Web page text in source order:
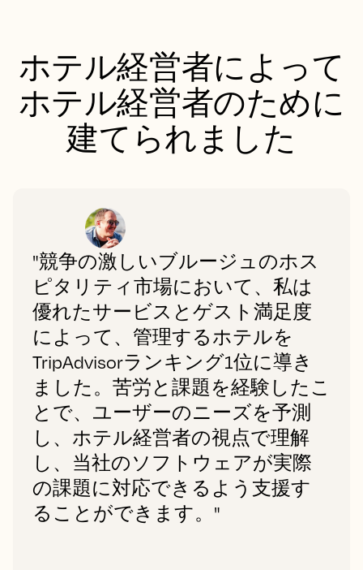
ホテル経営者によって
ホテル経営者のために
建てられました
"競争の激しいブルージュのホス
ピタリティ市場において、私は
優れたサービスとゲスト満足度
によって、管理するホテルを
TripAdvisorランキング1位に導き
ました。苦労と課題を経験したこ
とで、ユーザーのニーズを予測
し、ホテル経営者の視点で理解
し、当社のソフトウェアが実際
の課題に対応できるよう支援す
ることができます。"